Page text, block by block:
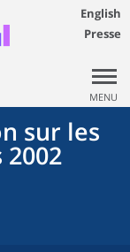
English
Presse
MENU
sur les